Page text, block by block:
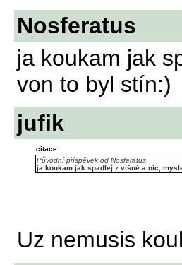
Nosferatus
ja koukam jak
von to byl stín:)
jufik
citace:
Původní příspěvek od Nosferatus
ja koukam jak spadlej z višně a nic,
Uz nemusis